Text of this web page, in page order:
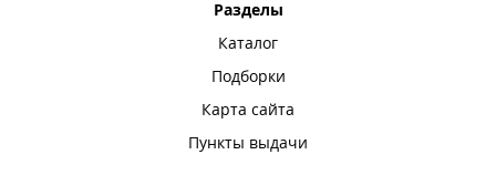
Разделы
Каталог
Подборки
Карта сайта
Пункты выдачи